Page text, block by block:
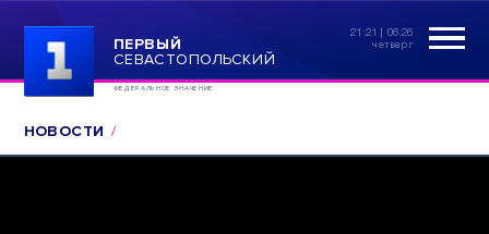
ПЕРВЫЙ
СЕВАСТОПОЛЬСКИЙ
ФЕДЕРАЛЬНОЕ ЗНАЧЕНИЕ
21:21 | 06.26
четверг
НОВОСТИ